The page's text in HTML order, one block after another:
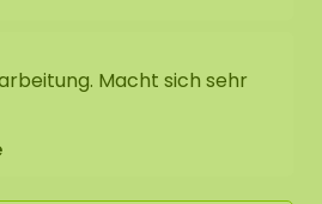
Macht sich sehr